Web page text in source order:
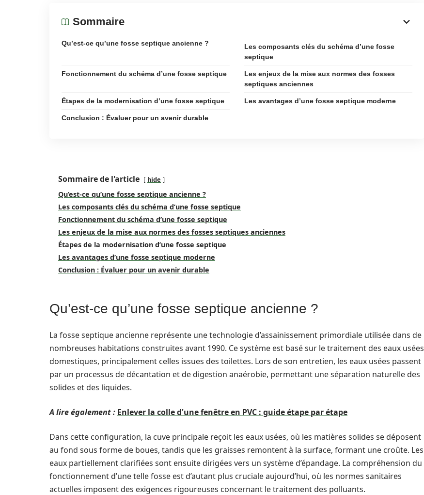
Sommaire
Qu’est-ce qu’une fosse septique ancienne ?
Les composants clés du schéma d’une fosse
septique
Fonctionnement du schéma d’une fosse septique
Les enjeux de la mise aux normes des fosses
septiques anciennes
Étapes de la modernisation d’une fosse septique Les avantages d’une fosse septique moderne
Conclusion : Évaluer pour un avenir durable
Sommaire de l'article hide
Qu’est-ce qu’une fosse septique ancienne ?
Les composants clés du schéma d’une fosse septique
Fonctionnement du schéma d’une fosse septique
Les enjeux de la mise aux normes des fosses septiques anciennes
Étapes de la modernisation d’une fosse septique
Les avantages d’une fosse septique moderne
Conclusion : Évaluer pour un avenir durable
Qu’est-ce qu’une fosse septique ancienne ?
La fosse septique ancienne représente une technologie d’assainissement primordiale utilisée dans de
nombreuses habitations construites avant 1990. Ce système est basé sur le traitement des eaux usées
domestiques, principalement celles issues des toilettes. Lors de son entretien, les eaux usées passent
par un processus de décantation et de digestion anaérobie, permettant une séparation naturelle des
solides et des liquides.
A lire également : Enlever la colle d'une fenêtre en PVC : guide étape par étape
Dans cette configuration, la cuve principale reçoit les eaux usées, où les matières solides se déposent
au fond sous forme de boues, tandis que les graisses remontent à la surface, formant une croûte. Les
eaux partiellement clarifiées sont ensuite dirigées vers un système d’épandage. La compréhension du
fonctionnement d’une telle fosse est d’autant plus cruciale aujourd’hui, où les normes sanitaires
actuelles imposent des exigences rigoureuses concernant le traitement des polluants.